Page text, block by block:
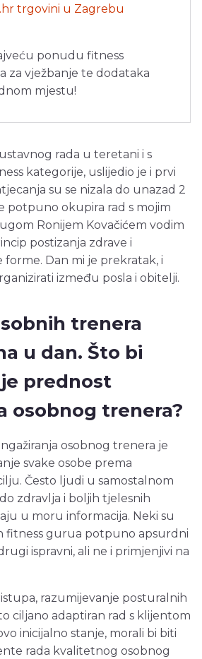
trgovini u Zagrebu
ponudu fitness
za vježbanje te dodataka
mjestu!
rada u teretani i s
kategorije, uslijedio je i prvi
su se nizala do unazad 2
potpuno okupira rad s mojim
Ronijem Kovačićem vodim
postizanja zdrave i
Dan mi je prekratak, i
između posla i obitelji.
trenera
u dan. Što bi
prednost
osobnog trenera?
osobnog trenera je
svake osobe prema
Često ljudi u samostalnom
zdravlja i boljih tjelesnih
u moru informacija. Neki su
fitness gurua potpuno apsurdni
ispravni, ali ne i primjenjivi na
razumijevanje posturalnih
ciljano adaptiran rad s klijentom
inicijalno stanje, morali bi biti
rada kvalitetnog osobnog